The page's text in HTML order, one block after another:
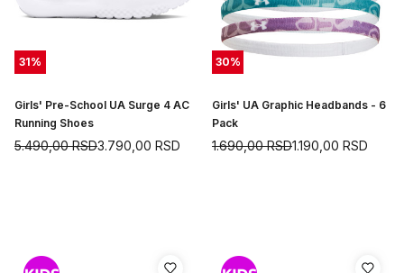
31%
Girls' Pre-School UA Surge 4 AC
Running Shoes
3.790,00 RSD
5.490,00RSD
30%
Girls' UA Graphic Headbands - 6
Pack
1.190,00 RSD
1.690,00RSD